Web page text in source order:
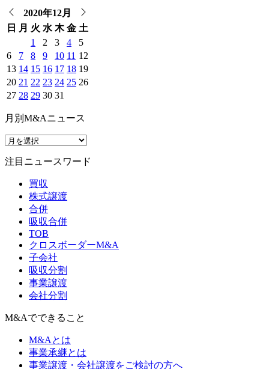
2020年12月
日
月 火 水 木 金 土
1
2 3 4
5
6
7 8 9 10 11 12
13 14 15 16 17 18 19
20 21 22 23 24 25 26
27 28 29 30 31
月別M&Aニュース
注目ニュースワード
買収
株式譲渡
合併
吸収合併
TOB
クロスボーダーM&A
子会社
吸収分割
事業譲渡
会社分割
M&Aでできること
M&Aとは
事業承継とは
事業譲渡・会社譲渡をご検討の方へ